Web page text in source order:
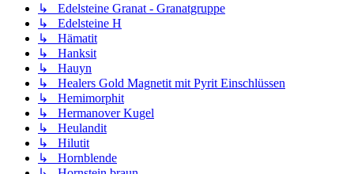
↳ Edelsteine Granat - Granatgruppe
↳ Edelsteine H
↳ Hämatit
↳ Hanksit
↳ Hauyn
↳ Healers Gold Magnetit mit Pyrit Einschlüssen
↳ Hemimorphit
↳ Hermanover Kugel
↳ Heulandit
↳ Hilutit
↳ Hornblende